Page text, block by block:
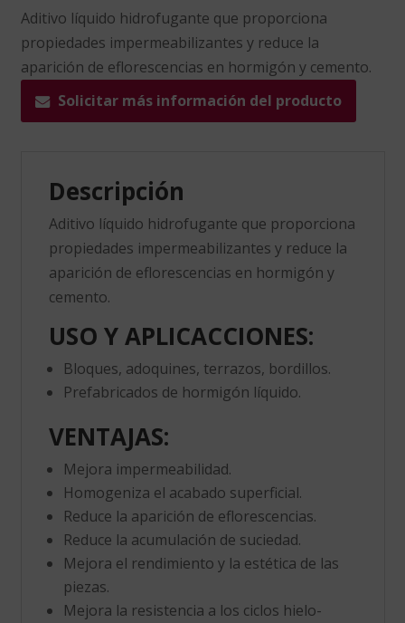
Aditivo líquido hidrofugante que proporciona
propiedades impermeabilizantes y reduce la
aparición de eflorescencias en hormigón y cemento.
Solicitar más información del producto
Descripción
Aditivo líquido hidrofugante que proporciona
propiedades impermeabilizantes y reduce la
aparición de eflorescencias en hormigón y
cemento.
USO Y APLICACCIONES:​
Bloques, adoquines, terrazos, bordillos.
Prefabricados de hormigón líquido.
VENTAJAS:
Mejora impermeabilidad.
Homogeniza el acabado superficial.
Reduce la aparición de eflorescencias.
Reduce la acumulación de suciedad.
Mejora el rendimiento y la estética de las
piezas.
Mejora la resistencia a los ciclos hielo-